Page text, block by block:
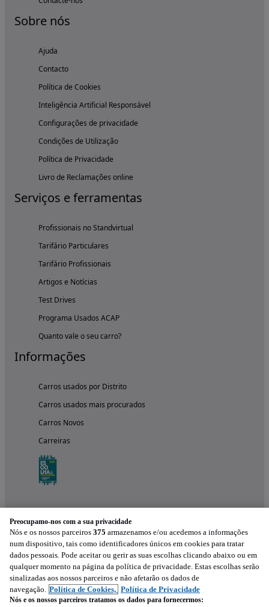
Sobre nós
Ajuda
Contacto
Política de Cookies
Inteligência Artificial Responsável
Configurações de privacidade
Condições de Utilização
Política de Privacidade
Livro de Reclamações online
Serviços e ferramentas
Profissionais no Standvirtual
Tarifário Particulares
Tarifário Profissionais
Artigos e Notícias
Test Drives
Programa Usados ACAP
Quanto vale o seu carro?
Informações
Carros usados por Distrito
Carros usados mais procurados
Carros Novos
Carreiras
Experimenta a aplicação
Preocupamo-nos com a sua privacidade
Nós e os nossos parceiros 375 armazenamos e/ou acedemos a informações
num dispositivo, tais como identificadores únicos em cookies para tratar
dados pessoais. Pode aceitar ou gerir as suas escolhas clicando abaixo ou em
qualquer momento na página da política de privacidade. Estas escolhas serão
sinalizadas aos nossos parceiros e não afetarão os dados de
navegação. Política de Cookies, Política de Privacidade
Nós e os nossos parceiros tratamos os dados para fornecermos: